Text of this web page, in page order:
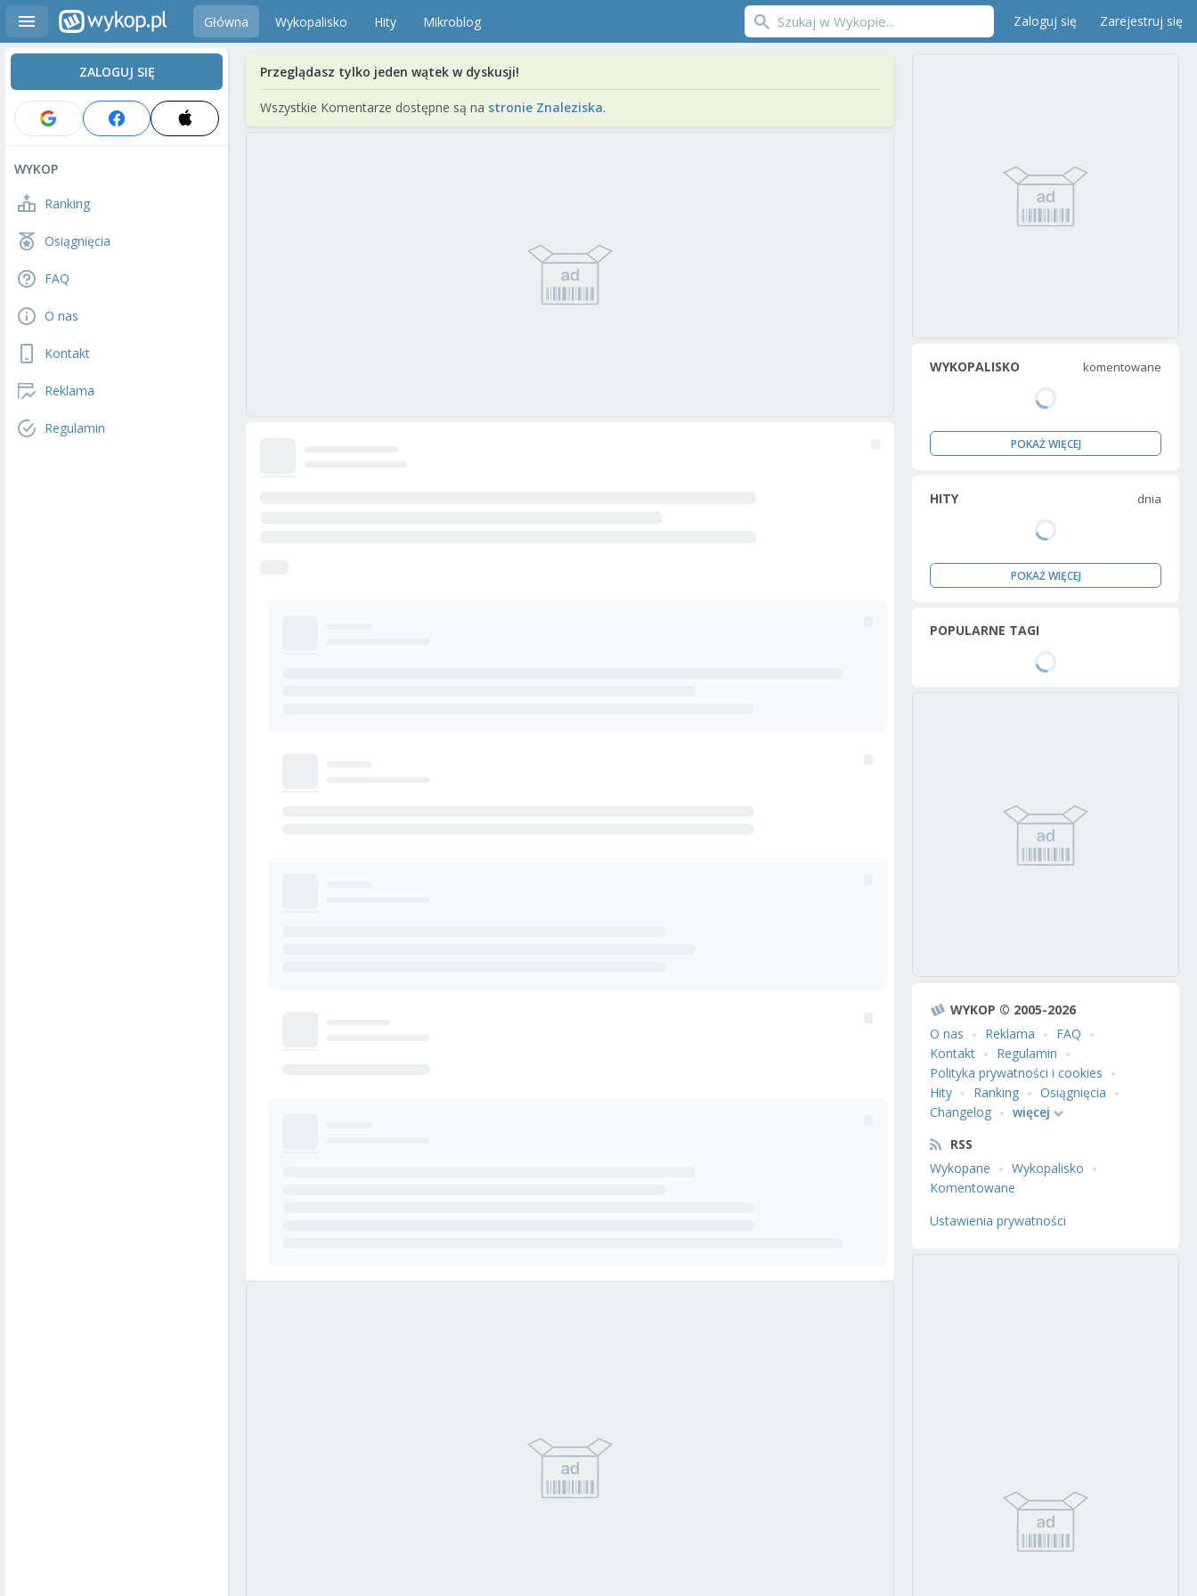
Główna Wykopalisko Hity Mikroblog Zaloguj się Zarejestruj się
ZALOGUJ SIĘ
WYKOP
Ranking
Osiągnięcia
FAQ
O nas
Kontakt
Reklama
Regulamin
Przeglądasz tylko jeden wątek w dyskusji!
Wszystkie Komentarze dostępne są na stronie Znaleziska.
WYKOPALISKO komentowane
POKAŻ WIĘCEJ
HITY dnia
POKAŻ WIĘCEJ
POPULARNE TAGI
WYKOP © 2005-2026
O nas
Reklama
FAQ
Kontakt
Regulamin
Polityka prywatności i cookies
Hity
Ranking
Osiągnięcia
Changelog
więcej
RSS
Wykopane
Wykopalisko
Komentowane
Ustawienia prywatności